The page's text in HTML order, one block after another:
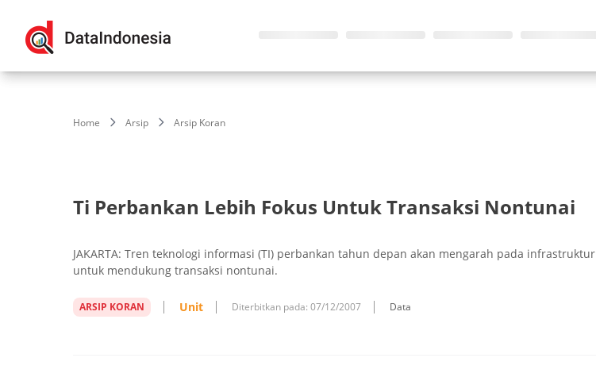
Home Arsip Arsip Koran
Ti Perbankan Lebih Fokus Untuk Transaksi Nontunai
JAKARTA: Tren teknologi informasi (TI) perbankan tahun depan akan mengarah pada infrastruktur
untuk mendukung transaksi nontunai.
ARSIP KORAN Unit Diterbitkan pada: 07/12/2007 Data